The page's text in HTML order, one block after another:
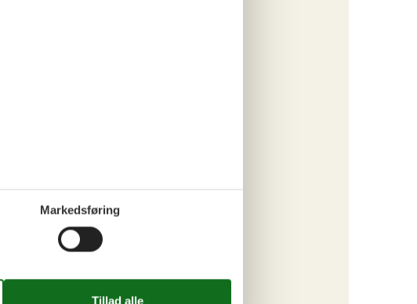
7 overnatninger
4voksne0børn
Markedsføring